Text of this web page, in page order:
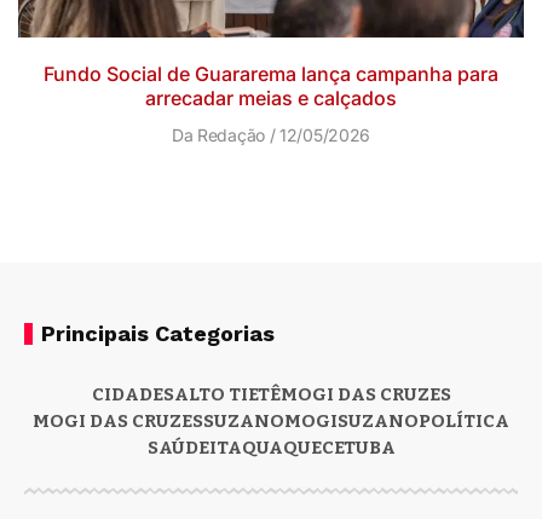
Fundo Social de Guararema lança campanha para
arrecadar meias e calçados
Da Redação 12/05/2026
Principais Categorias
CIDADESALTO TIETÊMOGI DAS CRUZES
MOGI DAS CRUZESSUZANOMOGISUZANOPOLÍTICA
SAÚDEITAQUAQUECETUBA